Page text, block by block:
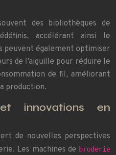
des bibliothèques de
accélérant ainsi le
peuvent également optimiser
de l’aiguille pour réduire le
de fil, améliorant
production.
innovations en
de nouvelles perspectives
Les machines de broderie